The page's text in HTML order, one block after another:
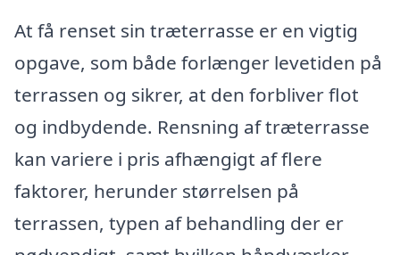
At få renset sin træterrasse er en vigtig
opgave, som både forlænger levetiden på
terrassen og sikrer, at den forbliver flot
og indbydende. Rensning af træterrasse
kan variere i pris afhængigt af flere
faktorer, herunder størrelsen på
terrassen, typen af behandling der er